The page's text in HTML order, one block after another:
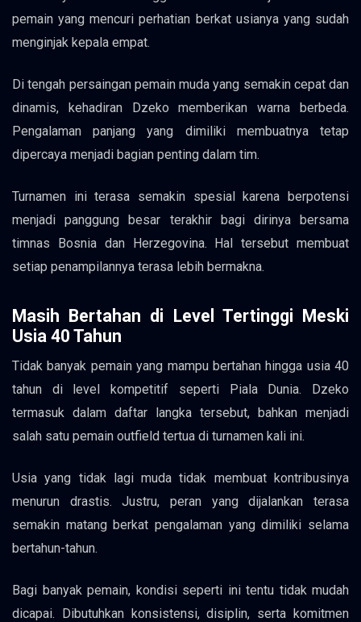
pemain yang mencuri perhatian berkat usianya yang sudah
menginjak kepala empat.
Di tengah persaingan pemain muda yang semakin cepat dan
dinamis, kehadiran Dzeko memberikan warna berbeda.
Pengalaman panjang yang dimiliki membuatnya tetap
dipercaya menjadi bagian penting dalam tim.
Turnamen ini terasa semakin spesial karena berpotensi
menjadi panggung besar terakhir bagi dirinya bersama
timnas Bosnia dan Herzegovina. Hal tersebut membuat
setiap penampilannya terasa lebih bermakna.
Masih Bertahan di Level Tertinggi Meski
Usia 40 Tahun
Tidak banyak pemain yang mampu bertahan hingga usia 40
tahun di level kompetitif seperti Piala Dunia. Dzeko
termasuk dalam daftar langka tersebut, bahkan menjadi
salah satu pemain outfield tertua di turnamen kali ini.
Usia yang tidak lagi muda tidak membuat kontribusinya
menurun drastis. Justru, peran yang dijalankan terasa
semakin matang berkat pengalaman yang dimiliki selama
bertahun-tahun.
Bagi banyak pemain, kondisi seperti ini tentu tidak mudah
dicapai. Dibutuhkan konsistensi, disiplin, serta komitmen